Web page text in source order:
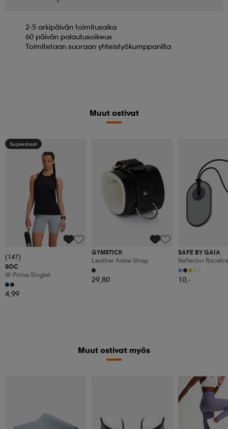
2-5 arkipäivän toimitusaika
60 päivän palautusoikeus
Toimitetaan suoraan yhteistyökumppanilta
Muut ostivat
Superdeal
(147)
SOC
W Prime Singlet
4,99
GYMSTICK
Leather Ankle Strap
29,80
SAFE BY GAIA
Reflector
+1
10,-
Muut ostivat myös